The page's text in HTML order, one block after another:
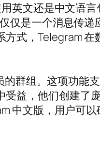
英文还是中文语
仅是一个消息传
式，Telegram
群组。这项功能
益，他们创建了
中文版，用户可